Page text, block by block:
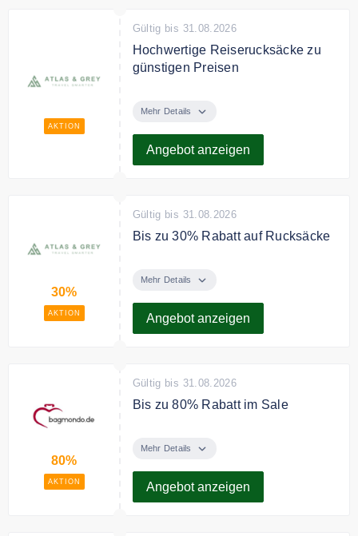
AKTION
Gültig bis 31.08.2026
Hochwertige Reiserucksäcke zu
günstigen Preisen
Reiserucksäcke von Atlas Grey
besten Preis.
Mehr Details
Angebot anzeigen
30%
AKTION
Gültig bis 31.08.2026
Bis zu 30% Rabatt auf Rucksäcke
Rucksäcke im Angebot.
Mehr Details
Angebot anzeigen
80%
AKTION
Gültig bis 31.08.2026
Bis zu 80% Rabatt im Sale
Taschen, Koffer und Accessoires.
Mehr Details
Angebot anzeigen